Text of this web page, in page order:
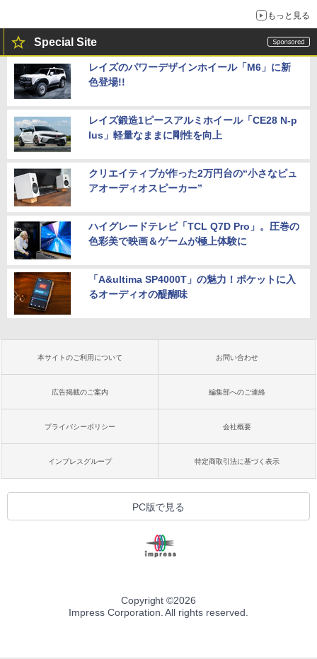
もっと見る
Special Site
レイズのパワーデザインホイール「M6」に新
色登場!!
レイズ鍛造1ピースアルミホイール「CE28 N-p
lus」軽量なままに剛性を向上
クリエイティブが作った2万円台の“小さなピュ
アオーディオスピーカー”
ハイグレードテレビ「TCL Q7D Pro」。圧巻の
色彩美で映画＆ゲームが極上体験に
「A&ultima SP4000T」の魅力！ポケットに入
るオーディオの醍醐味
本サイトのご利用について お問い合わせ
広告掲載のご案内 編集部へのご連絡
プライバシーポリシー 会社概要
インプレスグループ 特定商取引法に基づく表示
PC版で見る
Copyright ©2026
Impress Corporation. All rights reserved.